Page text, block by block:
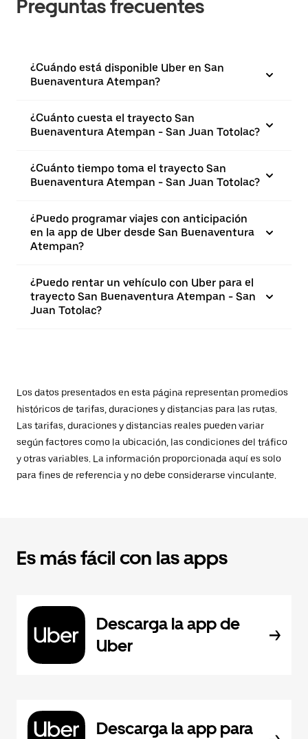
Preguntas frecuentes
¿Cuándo está disponible Uber en San
Buenaventura Atempan?
¿Cuánto cuesta el trayecto San
Buenaventura Atempan - San Juan Totolac?
¿Cuánto tiempo toma el trayecto San
Buenaventura Atempan - San Juan Totolac?
¿Puedo programar viajes con anticipación
en la app de Uber desde San Buenaventura
Atempan?
¿Puedo rentar un vehículo con Uber para el
trayecto San Buenaventura Atempan - San
Juan Totolac?
Los datos presentados en esta página representan promedios
históricos de tarifas, duraciones y distancias para las rutas.
Las tarifas, duraciones y distancias reales pueden variar
según factores como la ubicación, las condiciones del tráfico
y otras variables. La información proporcionada aquí es solo
para fines de referencia y no debe considerarse vinculante.
Es más fácil con las apps
Descarga la app de
Uber
Descarga la app para